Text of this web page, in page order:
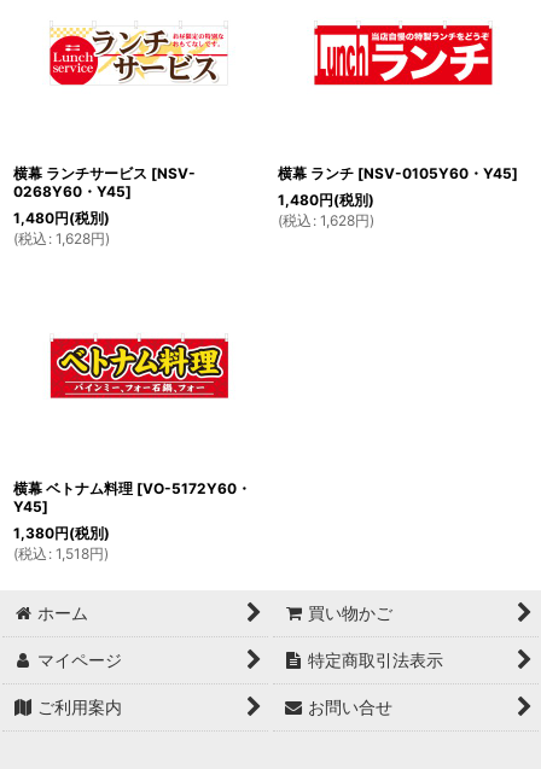
横幕 ランチサービス [NSV-
0268Y60・Y45]
1,480円(税別)
(税込 : 1,628円)
横幕 ランチ [NSV-0105Y60・Y45]
1,480円(税別)
(税込 : 1,628円)
横幕 ベトナム料理 [VO-5172Y60・
Y45]
1,380円(税別)
(税込 : 1,518円)
ホーム 買い物かご
マイページ 特定商取引法表示
ご利用案内 お問い合せ